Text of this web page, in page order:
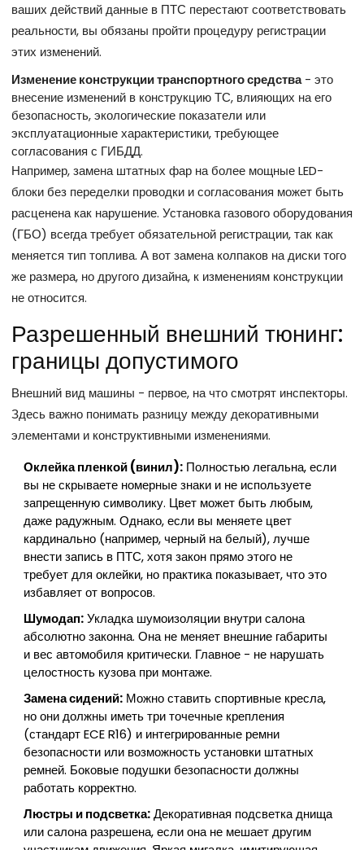
ваших действий данные в ПТС перестают соответствовать
реальности, вы обязаны пройти процедуру регистрации
этих изменений.
Изменение конструкции транспортного средства- это
внесение изменений в конструкцию ТС, влияющих на его
безопасность, экологические показатели или
эксплуатационные характеристики, требующее
согласования с ГИБДД.
Например, замена штатных фар на более мощные LED-
блоки без переделки проводки и согласования может быть
расценена как нарушение. Установка газового оборудования
(ГБО) всегда требует обязательной регистрации, так как
меняется тип топлива. А вот замена колпаков на диски того
же размера, но другого дизайна, к изменениям конструкции
не относится.
Разрешенный внешний тюнинг:
границы допустимого
Внешний вид машины - первое, на что смотрят инспекторы.
Здесь важно понимать разницу между декоративными
элементами и конструктивными изменениями.
Оклейка пленкой (винил): Полностью легальна, если
вы не скрываете номерные знаки и не используете
запрещенную символику. Цвет может быть любым,
даже радужным. Однако, если вы меняете цвет
кардинально (например, черный на белый), лучше
внести запись в ПТС, хотя закон прямо этого не
требует для оклейки, но практика показывает, что это
избавляет от вопросов.
Шумодап:Укладка шумоизоляции внутри салона
абсолютно законна. Она не меняет внешние габариты
и вес автомобиля критически. Главное - не нарушать
целостность кузова при монтаже.
Замена сидений: Можно ставить спортивные кресла,
но они должны иметь три точечные крепления
(стандарт ECE R16) и интегрированные ремни
безопасности или возможность установки штатных
ремней. Боковые подушки безопасности должны
работать корректно.
Люстры и подсветка:Декоративная подсветка днища
или салона разрешена, если она не мешает другим